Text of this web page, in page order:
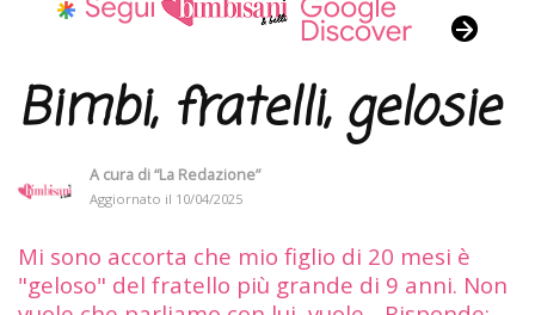
Bimbi, fratelli, gelosie
A cura di“La Redazione”
Aggiornato il 10/04/2025
Mi sono accorta che mio figlio di 20 mesi è
"geloso" del fratello più grande di 9 anni. Non